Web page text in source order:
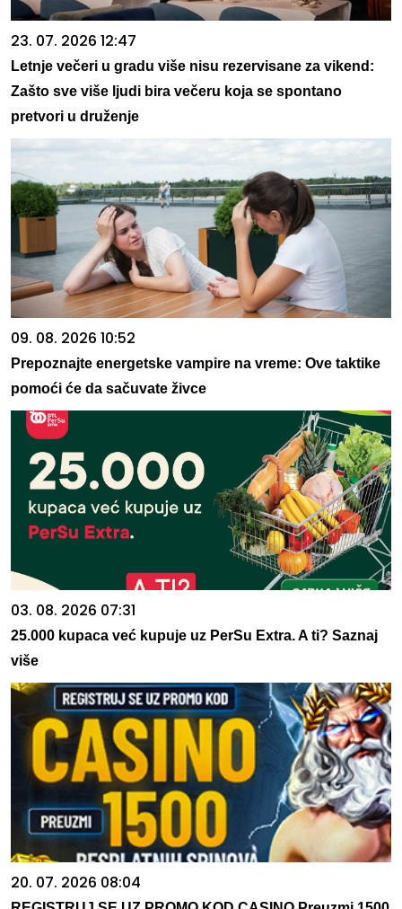
23. 07. 2026 12:47
Letnje večeri u gradu više nisu rezervisane za vikend:
Zašto sve više ljudi bira večeru koja se spontano
pretvori u druženje
09. 08. 2026 10:52
Prepoznajte energetske vampire na vreme: Ove taktike
pomoći će da sačuvate živce
03. 08. 2026 07:31
25.000 kupaca već kupuje uz PerSu Extra. A ti? Saznaj
više
20. 07. 2026 08:04